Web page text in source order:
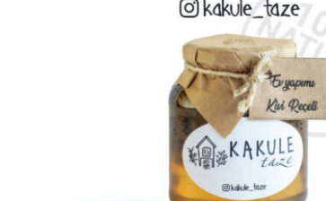
AYRINTILAR